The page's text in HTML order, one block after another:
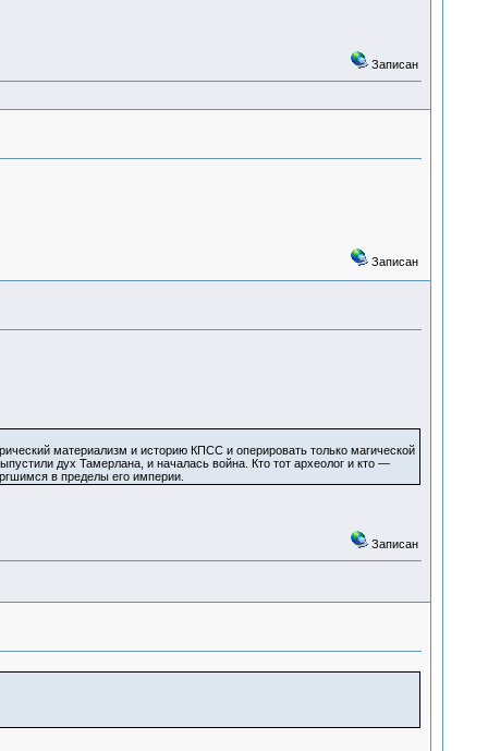
Записан
Записан
материализм и историю КПСС и оперировать только магической
дух Тамерлана, и началась война. Кто тот археолог и кто —
в пределы его империи.
Записан